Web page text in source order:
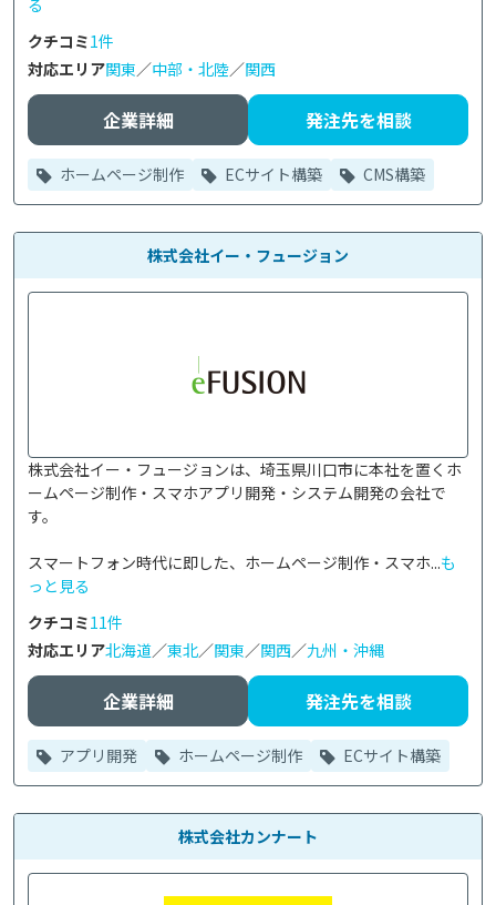
る
クチコミ1件
対応エリア関東／中部・北陸／関西
企業詳細 発注先を相談
ホームページ制作 ECサイト構築 CMS構築
株式会社イー・フュージョン
株式会社イー・フュージョンは、埼玉県川口市に本社を置くホ
ームページ制作・スマホアプリ開発・システム開発の会社で
す。
スマートフォン時代に即した、ホームページ制作・スマホ...も
っと見る
クチコミ11件
対応エリア北海道／東北／関東／関西／九州・沖縄
企業詳細 発注先を相談
アプリ開発 ホームページ制作 ECサイト構築
株式会社カンナート